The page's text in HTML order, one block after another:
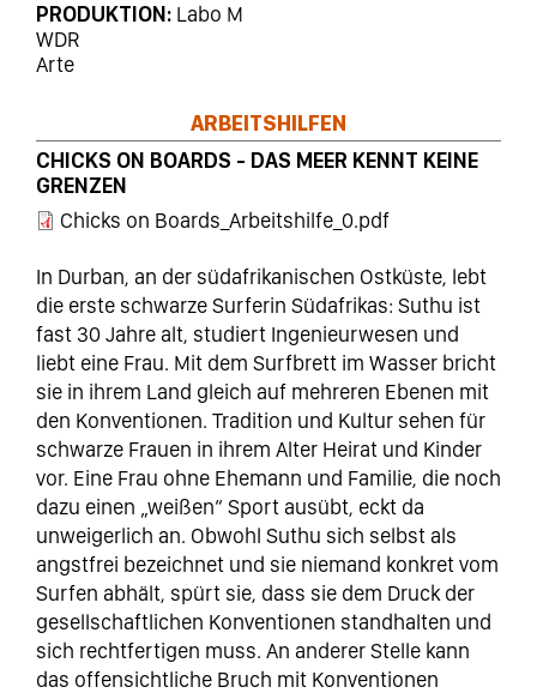
In Durban, an der südafrikanischen Ostküste, lebt
die erste schwarze Surferin Südafrikas: Suthu ist
fast 30 Jahre alt, studiert Ingenieurwesen und
liebt eine Frau. Mit dem Surfbrett im Wasser bricht
sie in ihrem Land gleich auf mehreren Ebenen mit
den Konventionen. Tradition und Kultur sehen für
schwarze Frauen in ihrem Alter Heirat und Kinder
vor. Eine Frau ohne Ehemann und Familie, die noch
dazu einen „weißen“ Sport ausübt, eckt da
unweigerlich an. Obwohl Suthu sich selbst als
angstfrei bezeichnet und sie niemand konkret vom
Surfen abhält, spürt sie, dass sie dem Druck der
gesellschaftlichen Konventionen standhalten und
sich rechtfertigen muss. An anderer Stelle kann
das offensichtliche Bruch mit Konventionen
PRODUKTION Labo M
WDR
Arte
ARBEITSHILFEN
CHICKS ON BOARDS - DAS MEER KENNT KEINE
GRENZEN
Chicks on Boards_Arbeitshilfe_0.pdf